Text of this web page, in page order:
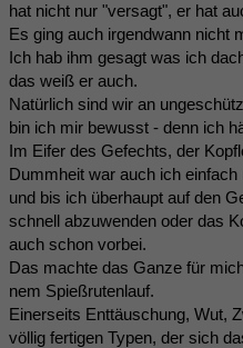
hat nicht nur "versagt", er hat
Es ging auch irgendwann nicht
Ich hab ihm gesagt was ich
das weiß er auch.
Natürlich sind wir an
bin ich mir bewusst - denn ich
Im Eifer des Gefechts, der
Dummheit war auch ich
und bis ich überhaupt auf den
schnell abzuwenden oder das
auch schon vorbei.
Das machte das Ganze für
nem Spießrutenlauf.
Einerseits Enttäuschung, Wut,
völlig fertigen Typen, der sich